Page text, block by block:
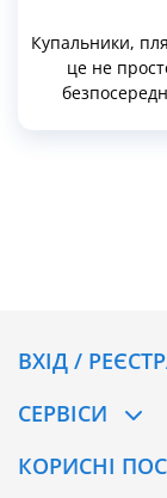
Купальники,
це не
ВХІД /
CЕРВІСИ
КОРИСНІ